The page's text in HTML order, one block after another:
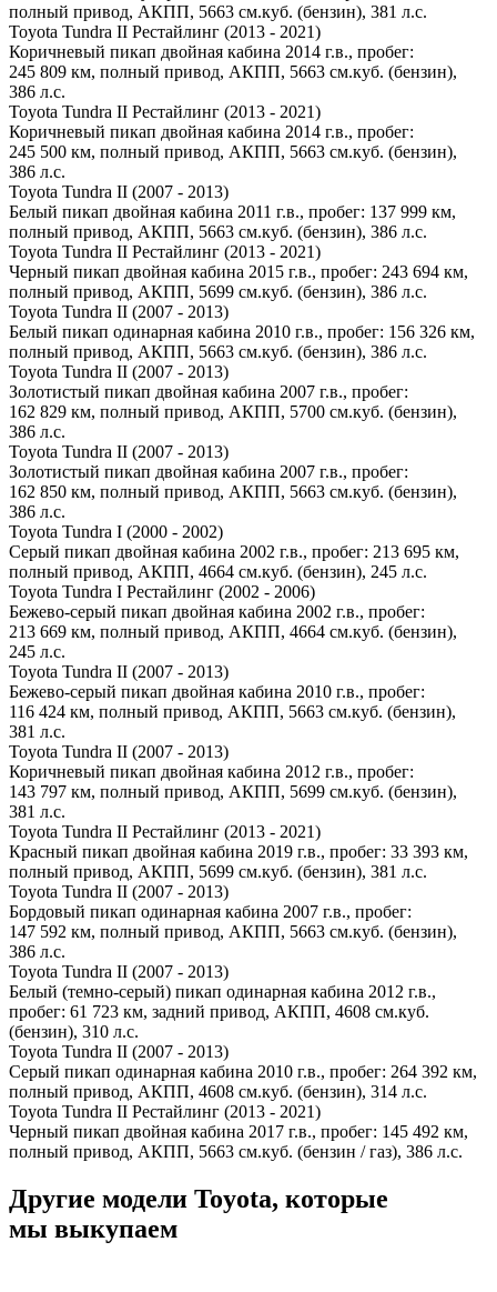
полный привод, АКПП, 5663 см.куб. (бензин), 381 л.с.
Toyota Tundra II Рестайлинг (2013 - 2021)
Коричневый пикап двойная кабина 2014 г.в., пробег:
245 809 км, полный привод, АКПП, 5663 см.куб. (бензин),
386 л.с.
Toyota Tundra II Рестайлинг (2013 - 2021)
Коричневый пикап двойная кабина 2014 г.в., пробег:
245 500 км, полный привод, АКПП, 5663 см.куб. (бензин),
386 л.с.
Toyota Tundra II (2007 - 2013)
Белый пикап двойная кабина 2011 г.в., пробег: 137 999 км,
полный привод, АКПП, 5663 см.куб. (бензин), 386 л.с.
Toyota Tundra II Рестайлинг (2013 - 2021)
Черный пикап двойная кабина 2015 г.в., пробег: 243 694 км,
полный привод, АКПП, 5699 см.куб. (бензин), 386 л.с.
Toyota Tundra II (2007 - 2013)
Белый пикап одинарная кабина 2010 г.в., пробег: 156 326 км,
полный привод, АКПП, 5663 см.куб. (бензин), 386 л.с.
Toyota Tundra II (2007 - 2013)
Золотистый пикап двойная кабина 2007 г.в., пробег:
162 829 км, полный привод, АКПП, 5700 см.куб. (бензин),
386 л.с.
Toyota Tundra II (2007 - 2013)
Золотистый пикап двойная кабина 2007 г.в., пробег:
162 850 км, полный привод, АКПП, 5663 см.куб. (бензин),
386 л.с.
Toyota Tundra I (2000 - 2002)
Серый пикап двойная кабина 2002 г.в., пробег: 213 695 км,
полный привод, АКПП, 4664 см.куб. (бензин), 245 л.с.
Toyota Tundra I Рестайлинг (2002 - 2006)
Бежево-серый пикап двойная кабина 2002 г.в., пробег:
213 669 км, полный привод, АКПП, 4664 см.куб. (бензин),
245 л.с.
Toyota Tundra II (2007 - 2013)
Бежево-серый пикап двойная кабина 2010 г.в., пробег:
116 424 км, полный привод, АКПП, 5663 см.куб. (бензин),
381 л.с.
Toyota Tundra II (2007 - 2013)
Коричневый пикап двойная кабина 2012 г.в., пробег:
143 797 км, полный привод, АКПП, 5699 см.куб. (бензин),
381 л.с.
Toyota Tundra II Рестайлинг (2013 - 2021)
Красный пикап двойная кабина 2019 г.в., пробег: 33 393 км,
полный привод, АКПП, 5699 см.куб. (бензин), 381 л.с.
Toyota Tundra II (2007 - 2013)
Бордовый пикап одинарная кабина 2007 г.в., пробег:
147 592 км, полный привод, АКПП, 5663 см.куб. (бензин),
386 л.с.
Toyota Tundra II (2007 - 2013)
Белый (темно-серый) пикап одинарная кабина 2012 г.в.,
пробег: 61 723 км, задний привод, АКПП, 4608 см.куб.
(бензин), 310 л.с.
Toyota Tundra II (2007 - 2013)
Серый пикап одинарная кабина 2010 г.в., пробег: 264 392 км,
полный привод, АКПП, 4608 см.куб. (бензин), 314 л.с.
Toyota Tundra II Рестайлинг (2013 - 2021)
Черный пикап двойная кабина 2017 г.в., пробег: 145 492 км,
полный привод, АКПП, 5663 см.куб. (бензин / газ), 386 л.с.
Другие модели Toyota, которые
мы выкупаем